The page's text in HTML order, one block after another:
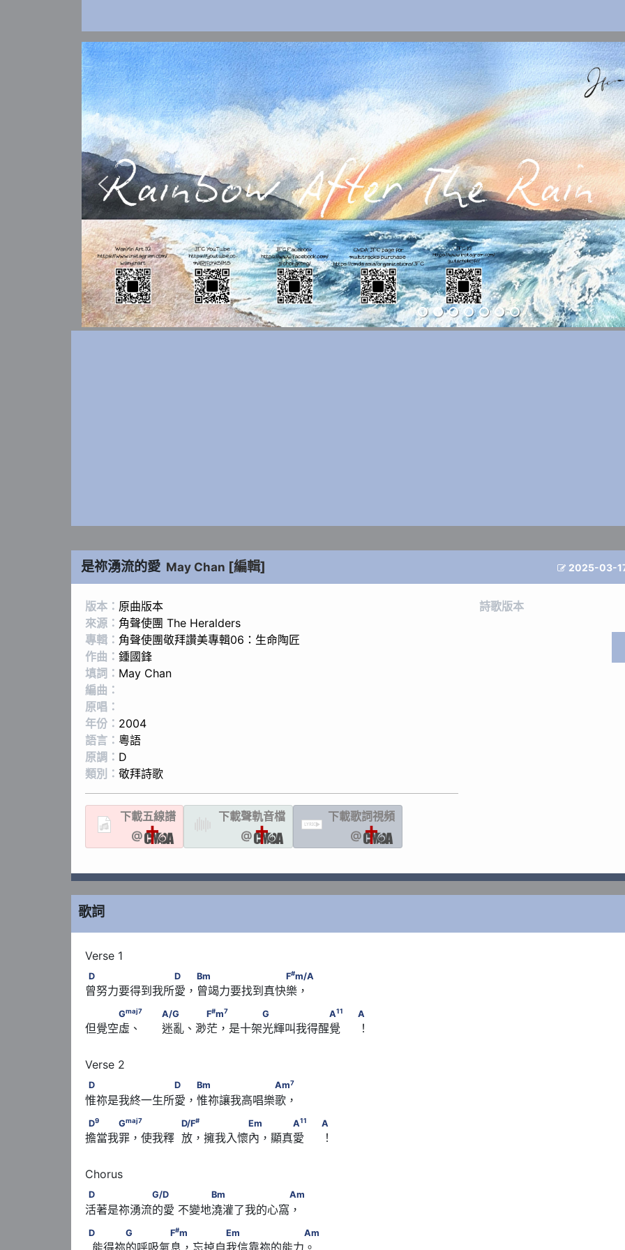
是祢湧流的愛 May Chan [編輯]  2025-03-
版本： 原曲版本
來源： 角聲使團 The Heralders
專輯： 角聲使團敬拜讚美專輯06：生命陶匠
作曲： 鍾國鋒
填詞： May Chan
編曲：
原唱：
年份： 2004
語言： 粵語
原調： D
類別： 敬拜詩歌
下載五線譜
@
下載聲軌音檔
@
LYRIC
下載歌詞視頻
@
詩歌版本
歌詞
D　　　　　　　　D　 Bm　　　　　　　　F
D D Bm F#m/A
曾努力要得到我所愛，曾竭力要找到真快樂，
Gmaj7 A/G　　 　F m
Gmaj7 A/G F#m7 G A11 A
但覺空虛、      迷亂、渺茫，是十架光輝叫我得醒覺     ！
D　　　　　　　　D　 Bm　　　　　　　Am
D D Bm Am7
惟祢是我終一生所愛，惟祢讓我高唱樂歌，
D9 Gmaj D/F Em　 　　A
D9 Gmaj7 D/F# Em A11 A
擔當我罪，使我釋  放，擁我入懷內，顯真愛     ！
D　　　　　　G/D　　      　　　Bm　　　　　　　Am
D G/D Bm Am
活著是祢湧流的愛 不變地澆灌了我的心窩，
D       　　　G　　　　F
m　 　　　Em　　　　　　　Am
D G F#m Em Am
能得祢的呼吸氣息，忘掉自我信靠祢的能力。